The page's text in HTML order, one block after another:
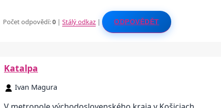
Počet odpovědí:0 |Stálý odkaz | ODPOVĚDĚT
Katalpa
Ivan Magura